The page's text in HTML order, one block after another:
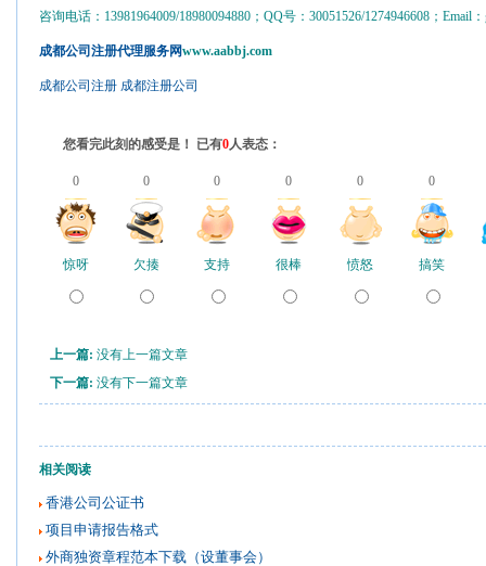
咨询电话：13981964009/18980094880；QQ号：30051526/1274946608；Email
成都公司注册代理服务网www.aabbj.com
成都公司注册 成都注册公司
您看完此刻的感受是！ 已有0人表态：
0 0 0 0 0 0
惊呀 欠揍 支持 很棒 愤怒 搞笑
上一篇: 没有上一篇文章
下一篇: 没有下一篇文章
相关阅读
香港公司公证书
项目申请报告格式
外商独资章程范本下载（设董事会）